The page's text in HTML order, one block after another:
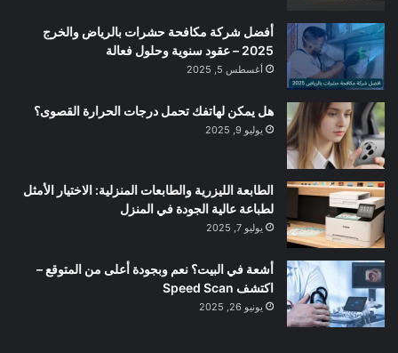
أفضل شركة مكافحة حشرات بالرياض والخرج
2025 – عقود سنوية وحلول فعالة
أغسطس 5, 2025
هل يمكن لهاتفك تحمل درجات الحرارة القصوى؟
يوليو 9, 2025
الطابعة الليزرية والطابعات المنزلية: الاختيار الأمثل
لطباعة عالية الجودة في المنزل
يوليو 7, 2025
أشعة في البيت؟ نعم وبجودة أعلى من المتوقع –
اكتشف Speed Scan
يونيو 26, 2025